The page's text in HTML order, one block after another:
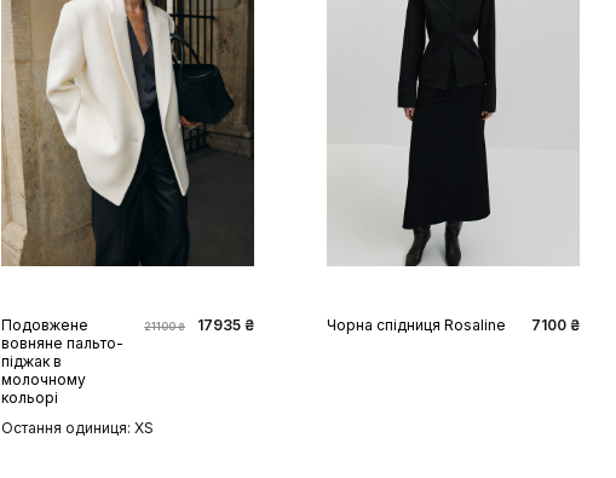
XS SM
Подовжене
вовняне пальто-
піджак в
молочному
кольорі
21100 ₴ 17935 ₴
Остання одиниця: XS
SMLXL
Чорна спідниця Rosaline 7100 ₴